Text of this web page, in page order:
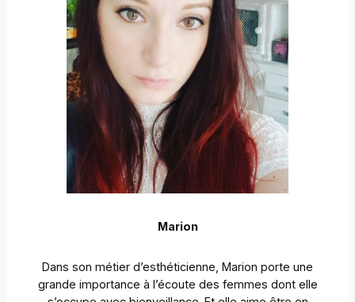
Marion
Dans son métier d’esthéticienne, Marion porte une
grande importance à l’écoute des femmes dont elle